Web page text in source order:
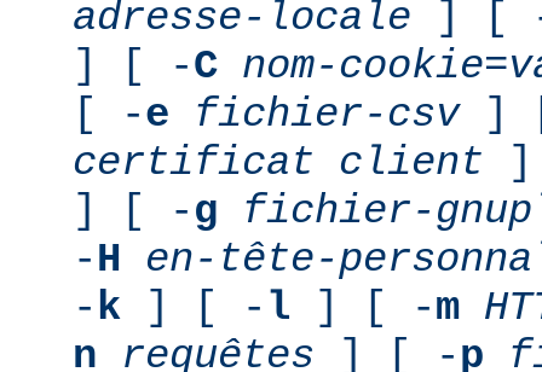
adresse-locale ] [
] [ -C nom-cookie=
[ -e fichier-csv]
certificat client ]
] [ -g
fichier-
-H
en-tête-
-k ] [ - l ] [ -m
n
requêtes ] [ -p